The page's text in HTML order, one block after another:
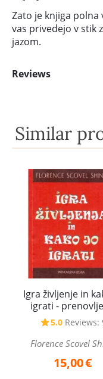
Zato je knjiga polna
vas privedejo v stik
jazom.
Reviews
Similar
Igra življenje in
igrati -
izdaja
5.0 Reviews:
Florence Scovel
15,00€